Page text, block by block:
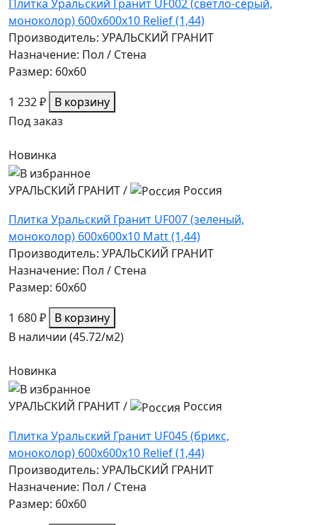
Плитка Уральский Гранит UF002 (светло-серый,
моноколор) 600х600х10 Relief (1,44)
Производитель: УРАЛЬСКИЙ ГРАНИТ
Назначение: Пол / Стена
Размер: 60x60
1 232 ₽ В корзину
Под заказ
Новинка
УРАЛЬСКИЙ ГРАНИТ/
Россия
Плитка Уральский Гранит UF007 (зеленый,
моноколор) 600х600х10 Matt (1,44)
Производитель: УРАЛЬСКИЙ ГРАНИТ
Назначение: Пол / Стена
Размер: 60x60
1 680 ₽ В корзину
В наличии (45.72/м2)
Новинка
УРАЛЬСКИЙ ГРАНИТ/
Россия
Плитка Уральский Гранит UF045 (брикс,
моноколор) 600х600х10 Relief (1,44)
Производитель: УРАЛЬСКИЙ ГРАНИТ
Назначение: Пол / Стена
Размер: 60x60